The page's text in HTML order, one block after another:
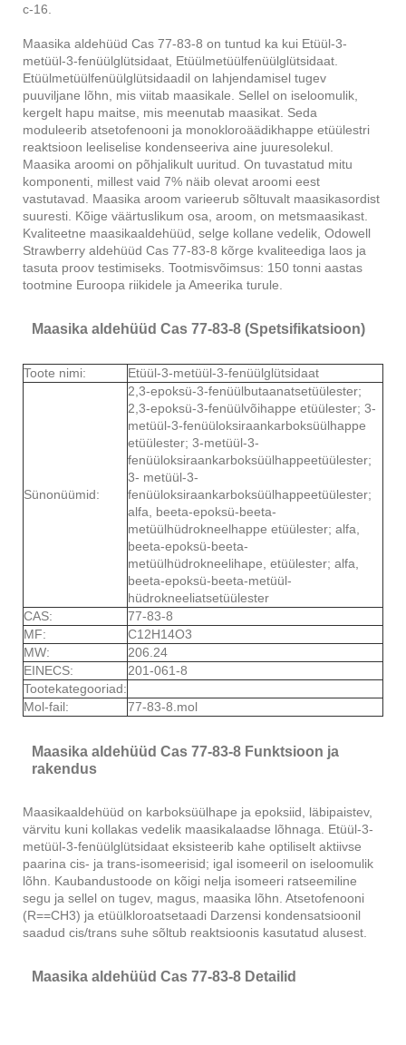
c-16.
Maasika aldehüüd Cas 77-83-8 on tuntud ka kui Etüül-3-
metüül-3-fenüülglütsidaat, Etüülmetüülfenüülglütsidaat.
Etüülmetüülfenüülglütsidaadil on lahjendamisel tugev
puuviljane lõhn, mis viitab maasikale. Sellel on iseloomulik,
kergelt hapu maitse, mis meenutab maasikat. Seda
moduleerib atsetofenooni ja monokloroäädikhappe etüülestri
reaktsioon leeliselise kondenseeriva aine juuresolekul.
Maasika aroomi on põhjalikult uuritud. On tuvastatud mitu
komponenti, millest vaid 7% näib olevat aroomi eest
vastutavad. Maasika aroom varieerub sõltuvalt maasikasordist
suuresti. Kõige väärtuslikum osa, aroom, on metsmaasikast.
Kvaliteetne maasikaaldehüüd, selge kollane vedelik, Odowell
Strawberry aldehüüd Cas 77-83-8 kõrge kvaliteediga laos ja
tasuta proov testimiseks. Tootmisvõimsus: 150 tonni aastas
tootmine Euroopa riikidele ja Ameerika turule.
Maasika aldehüüd Cas 77-83-8 (Spetsifikatsioon)
Toote nimi: Etüül-3-metüül-3-fenüülglütsidaat
Sünonüümid:
2,3-epoksü-3-fenüülbutaanatsetüülester;
2,3-epoksü-3-fenüülvõihappe etüülester; 3-
metüül-3-fenüüloksiraankarboksüülhappe
etüülester; 3-metüül-3-
fenüüloksiraankarboksüülhappeetüülester;
3- metüül-3-
fenüüloksiraankarboksüülhappeetüülester;
alfa, beeta-epoksü-beeta-
metüülhüdrokneelhappe etüülester; alfa,
beeta-epoksü-beeta-
metüülhüdrokneelihape, etüülester; alfa,
beeta-epoksü-beeta-metüül-
hüdrokneeliatsetüülester
CAS:
77-83-8
MF:
C12H14O3
MW:
206.24
EINECS:
201-061-8
Tootekategooriad:
Mol-fail:
77-83-8.mol
Maasika aldehüüd Cas 77-83-8 Funktsioon ja
rakendus
Maasikaaldehüüd on karboksüülhape ja epoksiid, läbipaistev,
värvitu kuni kollakas vedelik maasikalaadse lõhnaga. Etüül-3-
metüül-3-fenüülglütsidaat eksisteerib kahe optiliselt aktiivse
paarina cis- ja trans-isomeerisid; igal isomeeril on iseloomulik
lõhn. Kaubandustoode on kõigi nelja isomeeri ratseemiline
segu ja sellel on tugev, magus, maasika lõhn. Atsetofenooni
(R==CH3) ja etüülkloroatsetaadi Darzensi kondensatsioonil
saadud cis/trans suhe sõltub reaktsioonis kasutatud alusest.
Maasika aldehüüd Cas 77-83-8 Detailid